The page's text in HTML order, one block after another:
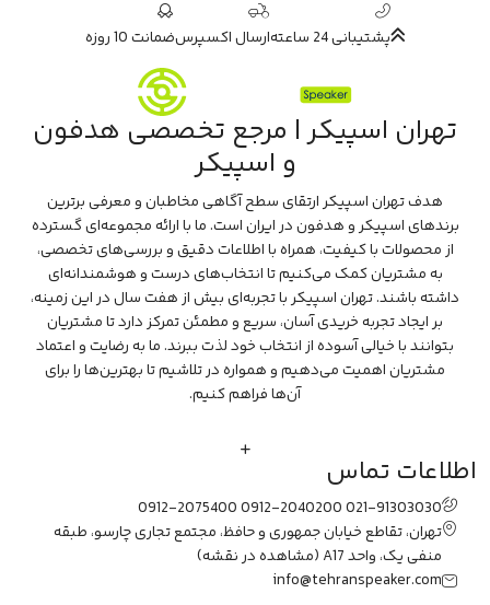
پشتیبانی 24 ساعته ارسال اکسپرسضمانت 10 روزه
تهران اسپیکر | مرجع تخصصی هدفون
و اسپیکر
هدف تهران اسپیکر ارتقای سطح آگاهی مخاطبان و معرفی برترین
برندهای اسپیکر و هدفون در ایران است. ما با ارائه مجموعه‌ای گسترده
از محصولات با کیفیت، همراه با اطلاعات دقیق و بررسی‌های تخصصی،
به مشتریان کمک می‌کنیم تا انتخاب‌های درست و هوشمندانه‌ای
داشته باشند. تهران اسپیکر با تجربه‌ای بیش از هفت سال در این زمینه،
بر ایجاد تجربه خریدی آسان، سریع و مطمئن تمرکز دارد تا مشتریان
بتوانند با خیالی آسوده از انتخاب خود لذت ببرند. ما به رضایت و اعتماد
مشتریان اهمیت می‌دهیم و همواره در تلاشیم تا بهترین‌ها را برای
آن‌ها فراهم کنیم.
اطلاعات تماس
021-91303030
0912-2040200
0912-2075400
تهران، تقاطع خیابان جمهوری و حافظ، مجتمع تجاری چارسو، طبقه
منفی یک، واحد A17
(مشاهده در نقشه)
info@tehranspeaker.com